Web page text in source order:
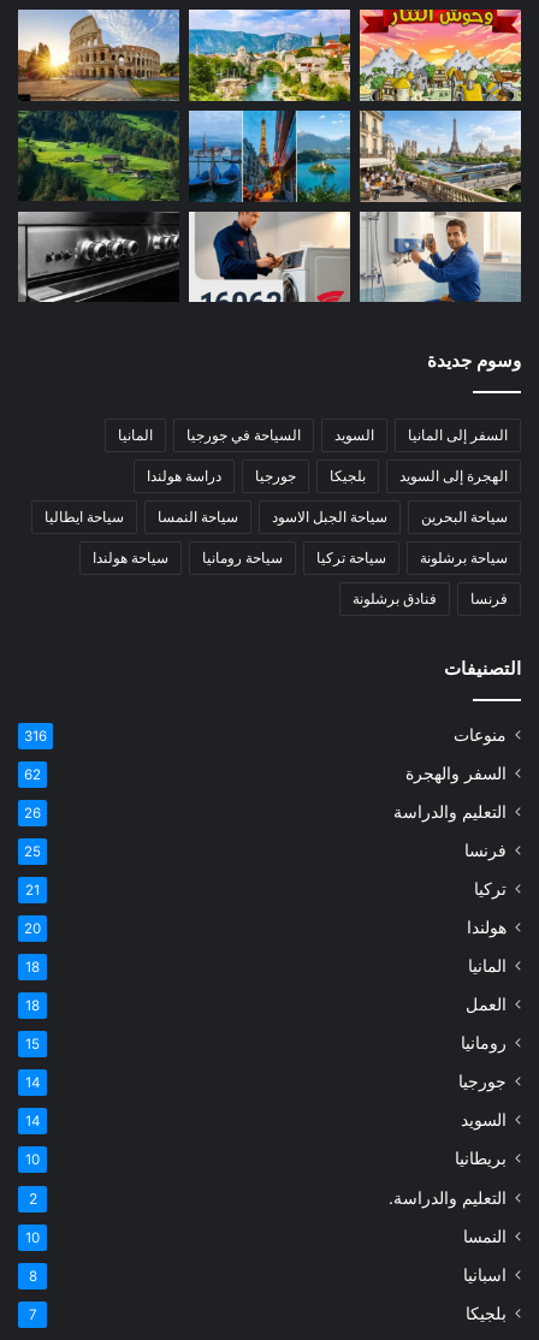
وسوم جديدة
السفر إلى المانيا السويد السياحة في جورجيا المانيا
الهجرة إلى السويد بلجيكا جورجيا دراسة هولندا
سياحة البحرين سياحة الجبل الاسود سياحة النمسا سياحة ايطاليا
سياحة برشلونة سياحة تركيا سياحة رومانيا سياحة هولندا
فرنسا فنادق برشلونة
التصنيفات
منوعات 316
السفر والهجرة 62
التعليم والدراسة 26
فرنسا 25
تركيا 21
هولندا 20
المانيا 18
العمل 18
رومانيا 15
جورجيا 14
السويد 14
بريطانيا 10
التعليم والدراسة. 2
النمسا 10
اسبانيا 8
بلجيكا 7